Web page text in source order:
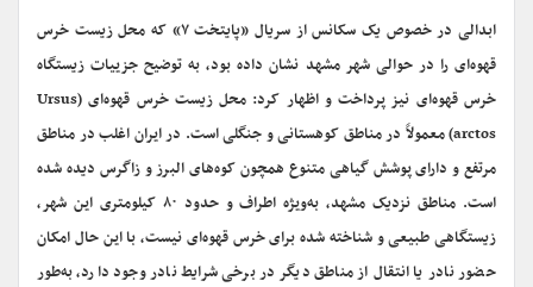
ابدالی در خصوص یک سکانس از سریال «پایتخت ۷» که محل زیست خرس
قهوه‌ای را در حوالی شهر مشهد نشان داده بود، به توضیح جزییات زیستگاه
خرس قهوه‌ای نیز پرداخت و اظهار کرد: محل زیست خرس قهوه‌ای (Ursus
arctos) معمولاً در مناطق کوهستانی و جنگلی است. در ایران اغلب در مناطق
مرتفع و دارای پوشش گیاهی متنوع همچون کوه‌های البرز و زاگرس دیده شده
است. مناطق نزدیک مشهد، به‌ویژه اطراف و حدود ۸۰ کیلومتری این شهر،
زیستگاهی طبیعی و شناخته شده برای خرس قهوه‌ای نیست، با این حال امکان
حضور نادر یا انتقال از مناطق دیگر در برخی شرایط نادر وجود دارد، به‌طور